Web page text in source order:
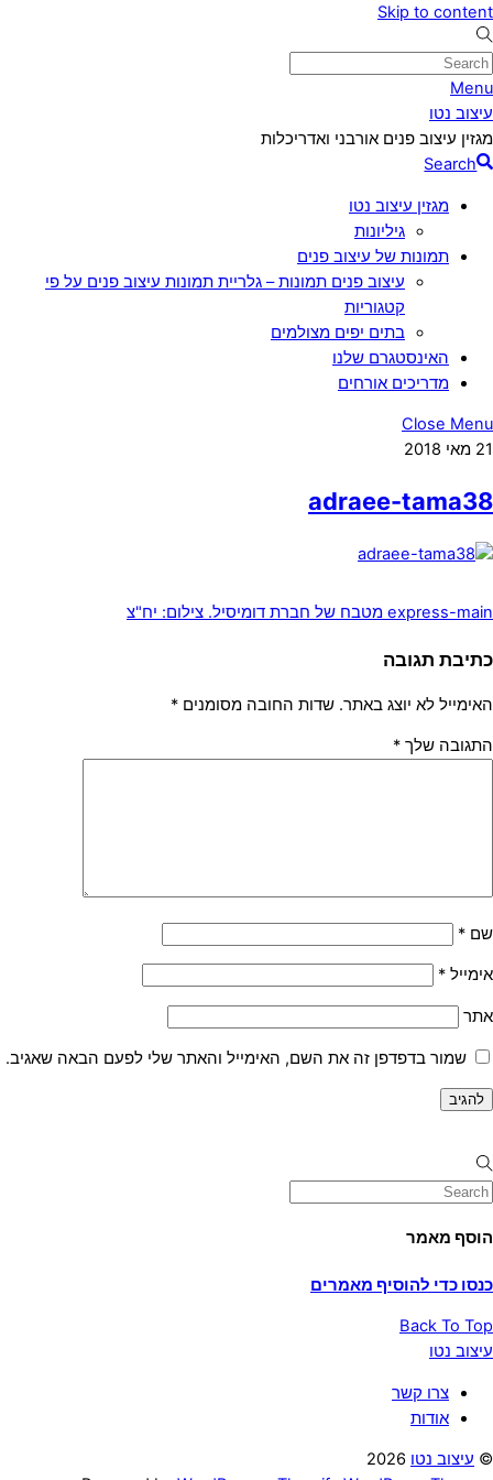
Skip to content
Menu
עיצוב נטו
מגזין עיצוב פנים אורבני ואדריכלות
Search
מגזין עיצוב נטו
גיליונות
תמונות של עיצוב פנים
עיצוב פנים תמונות – גלריית תמונות עיצוב פנים על פי
קטגוריות
בתים יפים מצולמים
האינסטגרם שלנו
מדריכים אורחים
Close Menu
21 מאי 2018
adraee-tama38
express-main מטבח של חברת דומיסיל. צילום: יח"צ
כתיבת תגובה
האימייל לא יוצג באתר. שדות החובה מסומנים *
התגובה שלך *
שם *
אימייל *
אתר
שמור בדפדפן זה את השם, האימייל והאתר שלי לפעם הבאה שאגיב.
הוסף מאמר
כנסו כדי להוסיף מאמרים
Back To Top
עיצוב נטו
צרו קשר
אודות
© עיצוב נטו